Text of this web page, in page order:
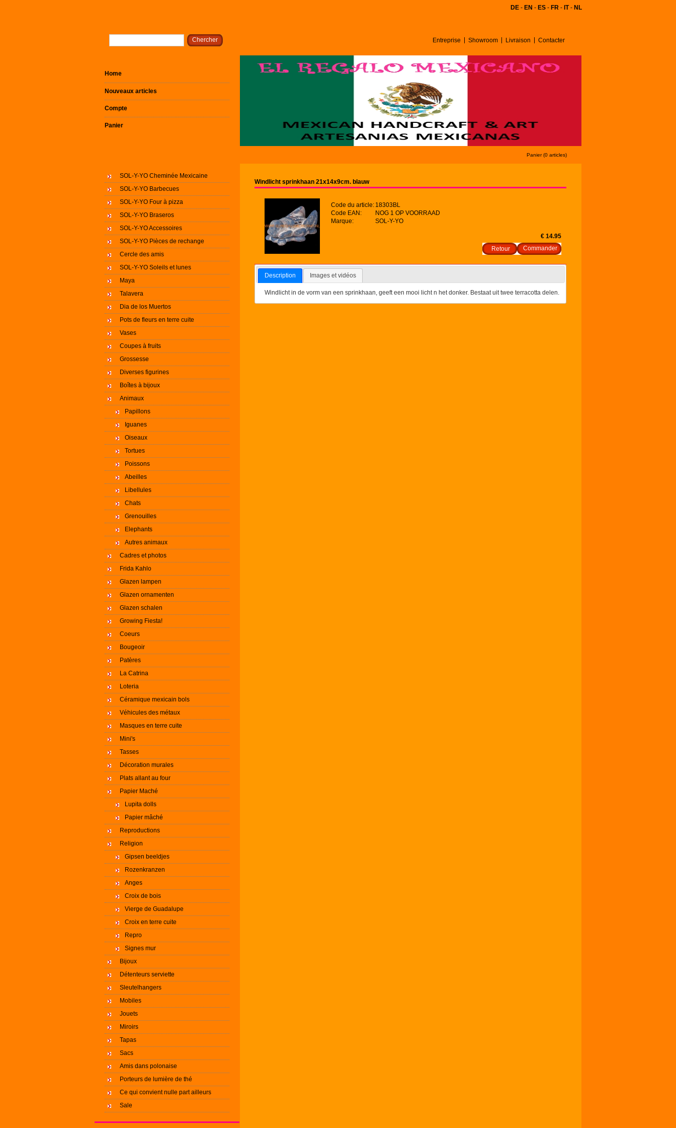
DE - EN - ES - FR - IT- NL
Entreprise Showroom Livraison Contacter
Home
Nouveaux articles
Compte
Panier
Panier (0 articles)
SOL-Y-YO Cheminée Mexicaine
SOL-Y-YO Barbecues
SOL-Y-YO Four à pizza
SOL-Y-YO Braseros
SOL-Y-YO Accessoires
SOL-Y-YO Pièces de rechange
Cercle des amis
SOL-Y-YO Soleils et lunes
Maya
Talavera
Dia de los Muertos
Pots de fleurs en terre cuite
Vases
Coupes à fruits
Grossesse
Diverses figurines
Boîtes à bijoux
Animaux
Papillons
Iguanes
Oiseaux
Tortues
Poissons
Abeilles
Libellules
Chats
Grenouilles
Elephants
Autres animaux
Cadres et photos
Frida Kahlo
Glazen lampen
Glazen ornamenten
Glazen schalen
Growing Fiesta!
Coeurs
Bougeoir
Patères
La Catrina
Loteria
Céramique mexicain bols
Véhicules des métaux
Masques en terre cuite
Mini's
Tasses
Décoration murales
Plats allant au four
Papier Maché
Lupita dolls
Papier mâché
Reproductions
Religion
Gipsen beeldjes
Rozenkranzen
Anges
Croix de bois
Vierge de Guadalupe
Croix en terre cuite
Repro
Signes mur
Bijoux
Détenteurs serviette
Sleutelhangers
Mobiles
Jouets
Miroirs
Tapas
Sacs
Amis dans polonaise
Porteurs de lumière de thé
Ce qui convient nulle part ailleurs
Sale
Windlicht sprinkhaan 21x14x9cm. blauw
Code du article: 18303BL
Code EAN:
NOG 1 OP VOORRAAD
Marque:
SOL-Y-YO
€ 14.95
Retour
Description Images et vidéos
Windlicht in de vorm van een sprinkhaan, geeft een mooi licht n het donker. Bestaat uit twee terracotta delen.